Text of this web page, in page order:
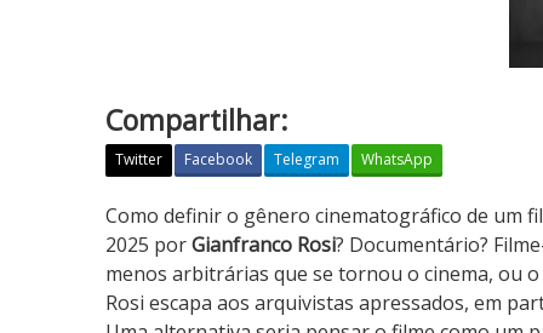
Compartilhar:
Twitter Facebook Telegram WhatsApp
P
o
m
p
Como definir o gênero cinematográfico de um
2025 porGianfranco Rosi? Documentário?
menos arbitrárias que se tornou o cinema, ou
Rosi escapa aos arquivistas apressados, em